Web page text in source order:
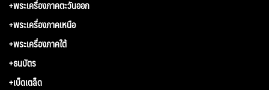
+พระเครื่องภาคตะวันออก
+พระเครื่องภาคเหนือ
+พระเครื่องภาคใต้
+ธนบัตร
+เบ็ดเตล็ด